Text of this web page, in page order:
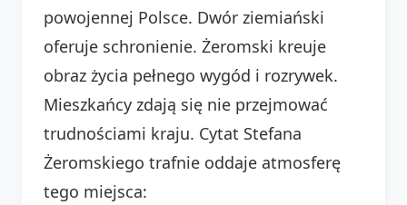
powojennej Polsce. Dwór ziemiański
oferuje schronienie. Żeromski kreuje
obraz życia pełnego wygód i rozrywek.
Mieszkańcy zdają się nie przejmować
trudnościami kraju. Cytat Stefana
Żeromskiego trafnie oddaje atmosferę
tego miejsca: